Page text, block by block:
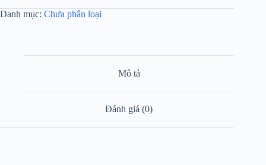
Danh mục: Chưa phân loại
Mô tả
Đánh giá (0)